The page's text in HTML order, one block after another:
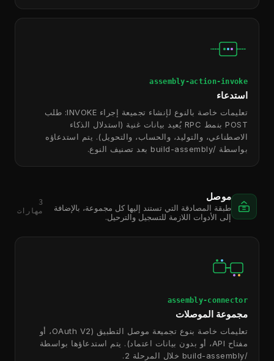
assembly-action-invoke
استدعاء
تعليمات خاصة بالنوع لإنشاء تجميعة إجراء INVOKE: طلب
POST بنمط RPC يُعيد بيانات غنية (استدلال الذكاء
الاصطناعي، والتوليد، والحساب، والتحويل). يتم استدعاؤه
بواسطة /build-assembly بعد تصنيف النوع.
موصل
طبقة المصادقة التي تستند إليها كل مجموعة، بالإضافة
إلى الأدوات اللازمة للتسجيل والترحيل.
3
مهارات
assembly-connector
مجموعة الموصلات
تعليمات خاصة بنوع تجميعة موصل التطبيق (OAuth V2، أو
مفتاح API، أو بدون بيانات اعتماد). يتم استدعاؤها بواسطة
/build-assembly خلال المرحلة 2.